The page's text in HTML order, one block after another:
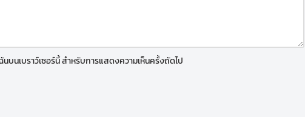
บนเบราว์เซอร์นี้ สำหรับการแสดงความเห็นครั้งถัดไป